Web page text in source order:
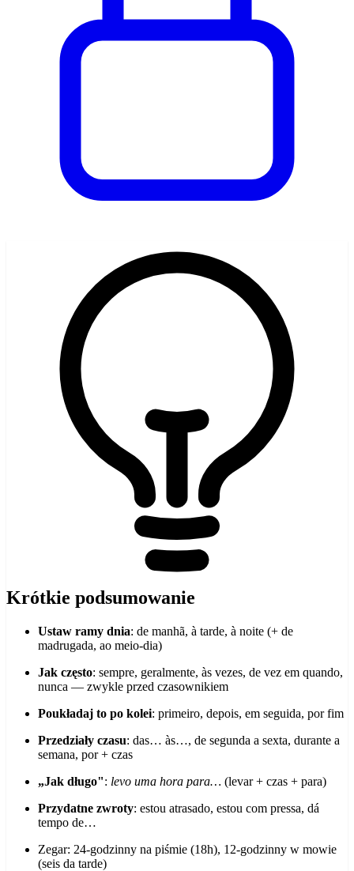
Krótkie podsumowanie
Ustaw ramy dnia: de manhã, à tarde, à noite (+ de
madrugada, ao meio-dia)
Jak często: sempre, geralmente, às vezes, de vez em quando,
nunca — zwykle przed czasownikiem
Poukładaj to po kolei: primeiro, depois, em seguida, por fim
Przedziały czasu: das… às…, de segunda a sexta, durante a
semana, por + czas
„Jak długo": levo uma hora para… (levar + czas + para)
Przydatne zwroty: estou atrasado, estou com pressa, dá
tempo de…
Zegar: 24-godzinny na piśmie (18h), 12-godzinny w mowie
(seis da tarde)